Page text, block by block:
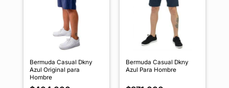
Bermuda Casual Dkny
Azul Original para
Hombre
Bermuda Casual Dkny
Azul Para Hombre